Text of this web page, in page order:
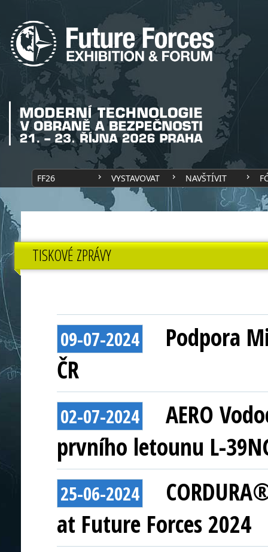
FF26 VYSTAVOVAT NAVŠTÍVIT
TISKOVÉ ZPRÁVY
09-07-2024
Podpora
ČR
02-07-2024
AERO
prvního letounu L-
25-06-2024
at Future Forces 2024